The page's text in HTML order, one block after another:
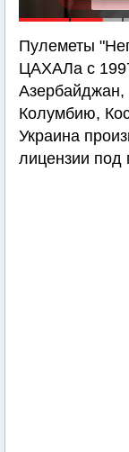
Пулеметы
ЦАХАЛа с
Колумбию,
Украина
лицензии под